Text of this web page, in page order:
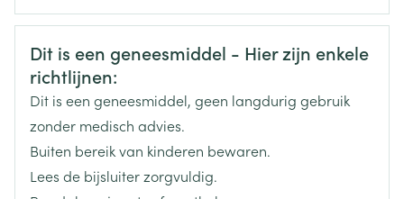
in grotere aders kan een branderig gevoel in de
arm voorkomen.
Huidontsteking op de injectieplaats
Organisaties Sterop group
Breedte
Lengte 138 mm
Diepte
Nederlands
Duits Frans
Veiligheidsinformatie
Dit is een geneesmiddel - Hier zijn enkele
richtlijnen:
Dit is een geneesmiddel, geen langdurig gebruik
zonder medisch advies.
Buiten bereik van kinderen bewaren.
Lees de bijsluiter zorgvuldig.